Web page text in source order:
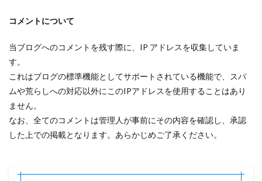
コメントについて
当ブログへのコメントを残す際に、IP アドレスを収集していま
す。
これはブログの標準機能としてサポートされている機能で、スパ
ムや荒らしへの対応以外にこのIPアドレスを使用することはあり
ません。
なお、全てのコメントは管理人が事前にその内容を確認し、承認
した上での掲載となります。あらかじめご了承ください。